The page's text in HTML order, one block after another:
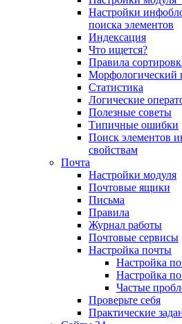
Настройки
поиска элементов
Индексация
Что ищется?
Правила
Морфологический
Статистика
Логические
Полезные советы
Типичные ошибки
Поиск элементов
свойствам
Почта
Настройки модуля
Почтовые ящики
Письма
Правила
Журнал работы
Почтовые сервисы
Настройка почты
Настройка
Настройка
Частые
Проверьте себя
Практические